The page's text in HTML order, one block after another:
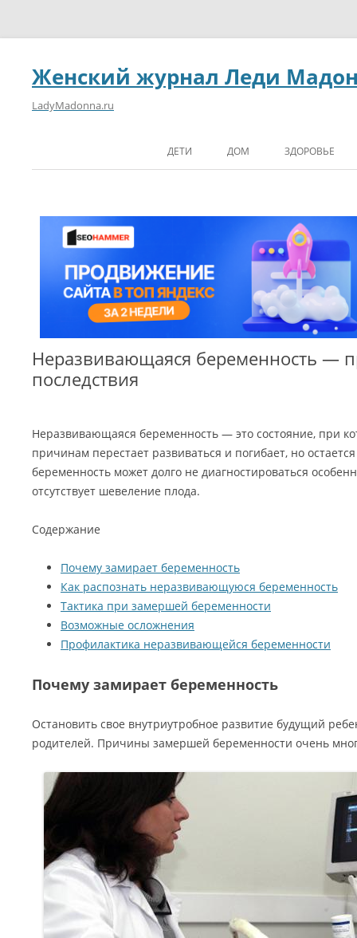
Женский журнал Леди
LadyMadonna.ru
ДЕТИ ДОМ ЗДОРОВЬЕ
Неразвивающаяся беременность —
последствия
Неразвивающаяся беременность — это состояние, при
причинам перестает развиваться и погибает, но
беременность может долго не диагностироваться
отсутствует шевеление плода.
Содержание
Почему замирает беременность
Как распознать неразвивающуюся беременность
Тактика при замершей беременности
Возможные осложнения
Профилактика неразвивающейся беременности
Почему замирает беременность
Остановить свое внутриутробное развитие будущий
родителей. Причины замершей беременности очень